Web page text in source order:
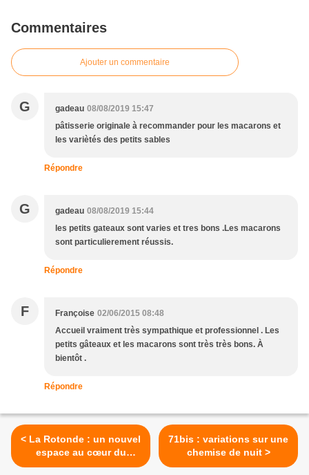
Commentaires
Ajouter un commentaire
G gadeau 08/08/2019 15:47
pâtisserie originale à recommander pour les macarons et
les variètés des petits sables
Répondre
G gadeau 08/08/2019 15:44
les petits gateaux sont varies et tres bons .Les macarons
sont particulierement réussis.
Répondre
F Françoise 02/06/2015 08:48
Accueil vraiment très sympathique et professionnel . Les
petits gâteaux et les macarons sont très très bons. À
bientôt .
Répondre
< La Rotonde : un nouvel
espace au cœur du
quartier Saint-Louis
71bis : variations sur une
chemise de nuit >